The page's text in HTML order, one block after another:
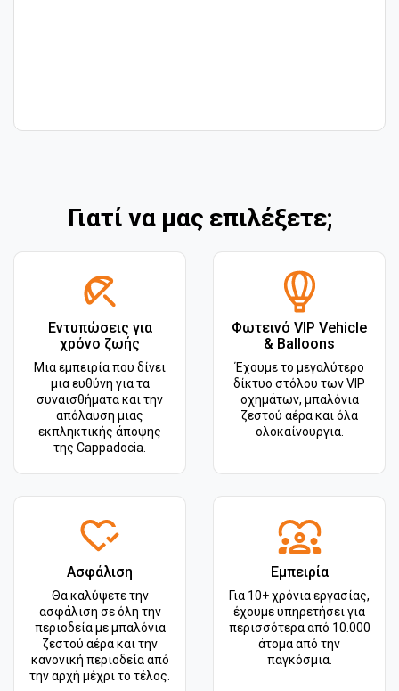
Γιατί να μας επιλέξετε;
Εντυπώσεις για
χρόνο ζωής
Μια εμπειρία που δίνει
μια ευθύνη για τα
συναισθήματα και την
απόλαυση μιας
εκπληκτικής άποψης
της Cappadocia.
Φωτεινό VIP Vehicle
& Balloons
Έχουμε το μεγαλύτερο
δίκτυο στόλου των VIP
οχημάτων, μπαλόνια
ζεστού αέρα και όλα
ολοκαίνουργια.
Ασφάλιση
Θα καλύψετε την
ασφάλιση σε όλη την
περιοδεία με μπαλόνια
ζεστού αέρα και την
κανονική περιοδεία από
την αρχή μέχρι το τέλος.
Εμπειρία
Για 10+ χρόνια εργασίας,
έχουμε υπηρετήσει για
περισσότερα από 10.000
άτομα από την
παγκόσμια.